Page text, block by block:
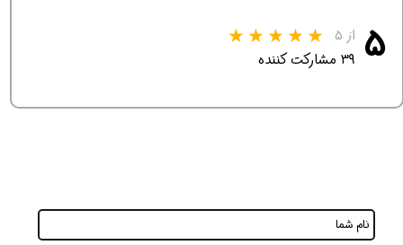
۵ از ۵
۳۹ مشارکت کننده